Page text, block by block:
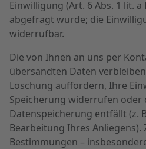
Einwilligung (Art. 6 Abs. 1 lit. a
abgefragt wurde; die
widerrufbar.
Die von Ihnen an uns per
übersandten Daten
Löschung auffordern, Ihre
Speicherung widerrufen oder
Datenspeicherung entfällt (z.
Bearbeitung Ihres Anliegens).
Bestimmungen –